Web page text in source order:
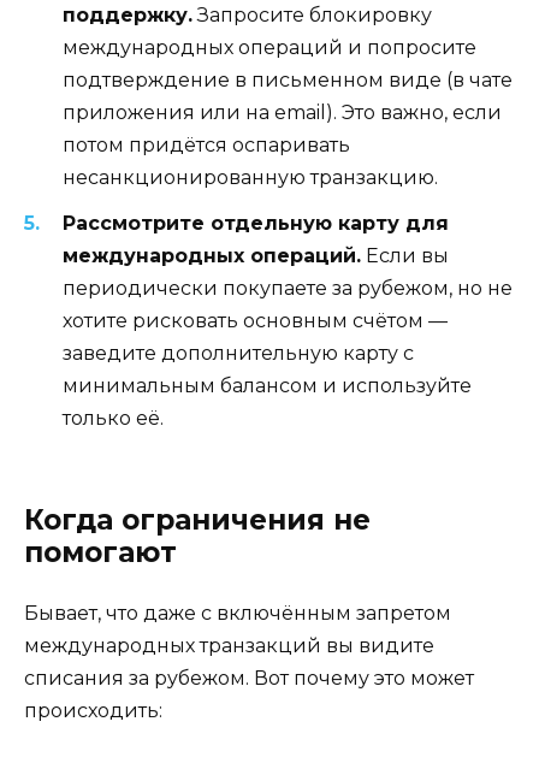
поддержку.Запросите блокировку
международных операций и попросите
подтверждение в письменном виде (в чате
приложения или на email). Это важно, если
потом придётся оспаривать
несанкционированную транзакцию.
Рассмотрите отдельную карту для
международных операций. Если вы
периодически покупаете за рубежом, но не
хотите рисковать основным счётом —
заведите дополнительную карту с
минимальным балансом и используйте
только её.
Когда ограничения не
помогают
Бывает, что даже с включённым запретом
международных транзакций вы видите
списания за рубежом. Вот почему это может
происходить: